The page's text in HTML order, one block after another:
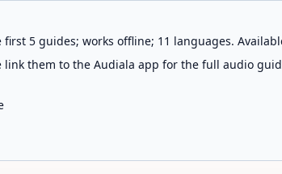
5 guides; works offline; 11 languages.
link them to the Audiala app for the full audio